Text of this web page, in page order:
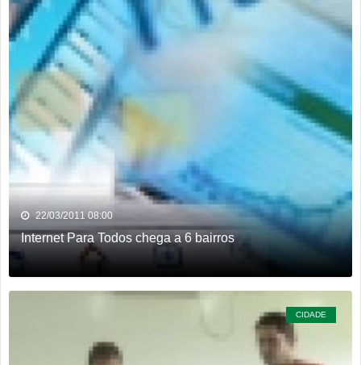
22/03/2011 08:00
Internet Para Todos chega a 6 bairros
CIDADE